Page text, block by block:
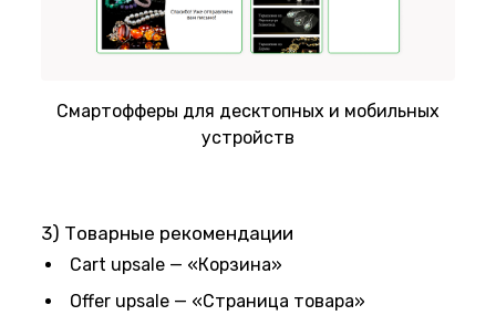
Смартофферы для десктопных и мобильных
устройств
3) Товарные рекомендации
Cart upsale — «Корзина»
Offer upsale — «Страница товара»